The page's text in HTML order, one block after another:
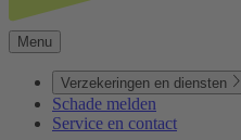
Menu
Verzekeringen en diensten
Schade melden
Service en contact